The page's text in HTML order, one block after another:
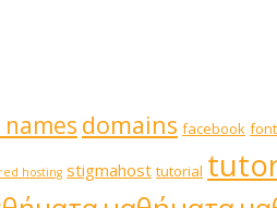
domains facebook
hosting stigmahost tutorial